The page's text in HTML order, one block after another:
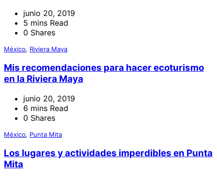
junio 20, 2019
5 mins Read
0 Shares
México, Riviera Maya
Mis recomendaciones para hacer ecoturismo
en la Riviera Maya
junio 20, 2019
6 mins Read
0 Shares
México, Punta Mita
Los lugares y actividades imperdibles en Punta
Mita